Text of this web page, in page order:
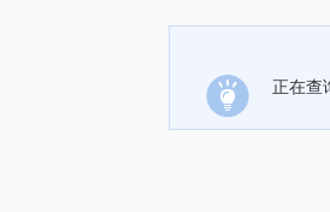
正在查